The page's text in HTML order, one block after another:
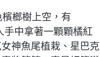
榔樹上空，有
手中拿著一顆顆橘紅
神魚尾植栽、星巴克